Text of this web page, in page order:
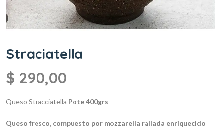
Straciatella
$ 290,00
Queso Stracciatella Pote 400grs
Queso fresco, compuesto por mozzarella rallada enriquecido